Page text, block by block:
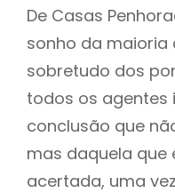
De Casas
sonho da maioria
sobretudo dos
todos os agentes
conclusão que
mas daquela que
acertada, uma